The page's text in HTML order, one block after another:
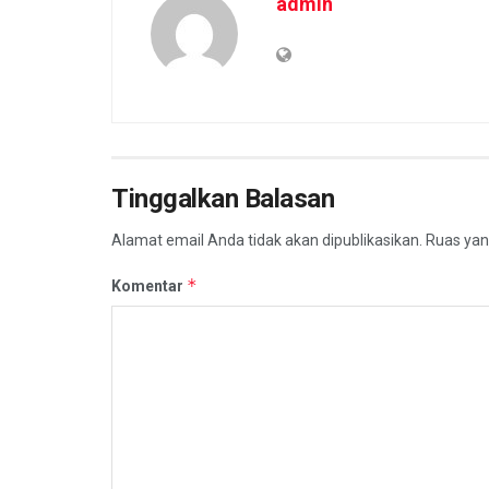
Tinggalkan Balasan
Alamat email Anda tidak akan dipublikasikan. Ruas
Komentar *